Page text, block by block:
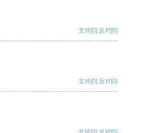
支持[0] 反对[0]
支持[0] 反对[0]